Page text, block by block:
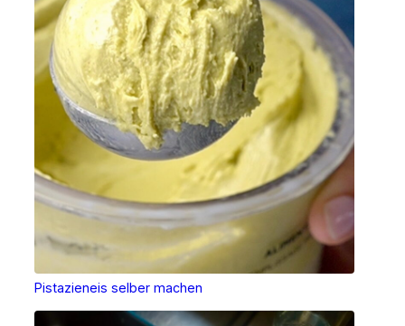
Pistazieneis selber machen